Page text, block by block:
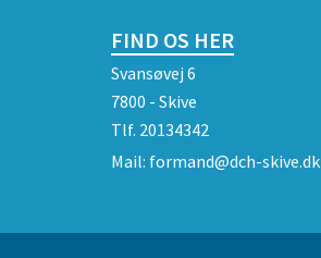
FIND OS HER
Svansøvej 6
7800 - Skive
Tlf. 20134342
Mail: formand@dch-skive.dk